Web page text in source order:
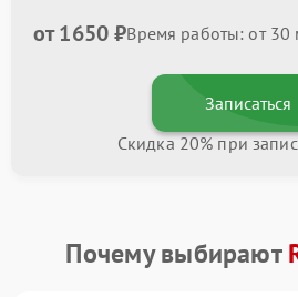
от 1650 ₽Время работы: от 30
Записаться
Скидка 20% при
Почему выбирают